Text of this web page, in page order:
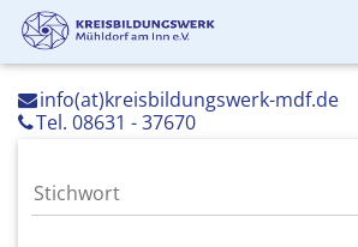
info(at)kreisbildungswerk-mdf.de
Tel. 08631 - 37670